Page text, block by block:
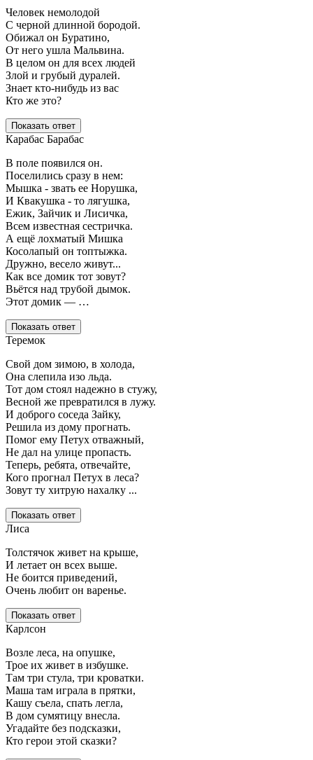
Человек немолодой
С черной длинной бородой.
Обижал он Буратино,
От него ушла Мальвина.
В целом он для всех людей
Злой и грубый дуралей.
Знает кто-нибудь из вас
Кто же это?
Показать ответ
Карабас Барабас
В поле появился он.
Поселились сразу в нем:
Мышка - звать ее Норушка,
И Квакушка - то лягушка,
Ежик, Зайчик и Лисичка,
Всем известная сестричка.
А ещё лохматый Мишка
Косолапый он топтыжка.
Дружно, весело живут...
Как все домик тот зовут?
Вьётся над трубой дымок.
Этот домик — …
Показать ответ
Теремок
Свой дом зимою, в холода,
Она слепила изо льда.
Тот дом стоял надежно в стужу,
Весной же превратился в лужу.
И доброго соседа Зайку,
Решила из дому прогнать.
Помог ему Петух отважный,
Не дал на улице пропасть.
Теперь, ребята, отвечайте,
Кого прогнал Петух в леса?
Зовут ту хитрую нахалку ...
Показать ответ
Лиса
Толстячок живет на крыше,
И летает он всех выше.
Не боится приведений,
Очень любит он варенье.
Показать ответ
Карлсон
Возле леса, на опушке,
Трое их живет в избушке.
Там три стула, три кроватки.
Маша там играла в прятки,
Кашу съела, спать легла,
В дом сумятицу внесла.
Угадайте без подсказки,
Кто герои этой сказки?